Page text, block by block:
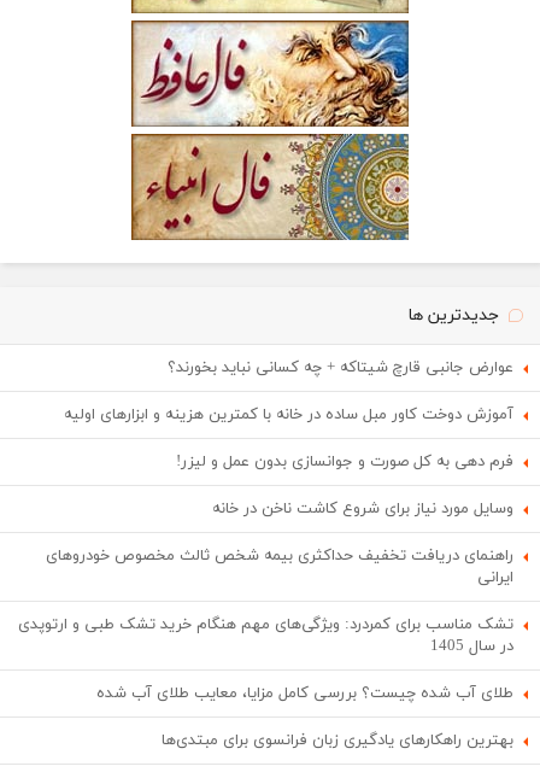
جدیدترین ها
عوارض جانبی قارچ شیتاکه + چه کسانی نباید بخورند؟
آموزش دوخت کاور مبل ساده در خانه با کمترین هزینه و ابزارهای اولیه
فرم دهی به کل صورت و جوانسازی بدون عمل و لیزر!
وسایل مورد نیاز برای شروع کاشت ناخن در خانه
راهنمای دریافت تخفیف حداکثری بیمه شخص ثالث مخصوص خودروهای
ایرانی
تشک مناسب برای کمردرد: ویژگی‌های مهم هنگام خرید تشک طبی و ارتوپدی
در سال 1405
طلای آب شده چیست؟ بررسی کامل مزایا، معایب طلای آب شده
بهترین راهکارهای یادگیری زبان فرانسوی برای مبتدی‌ها